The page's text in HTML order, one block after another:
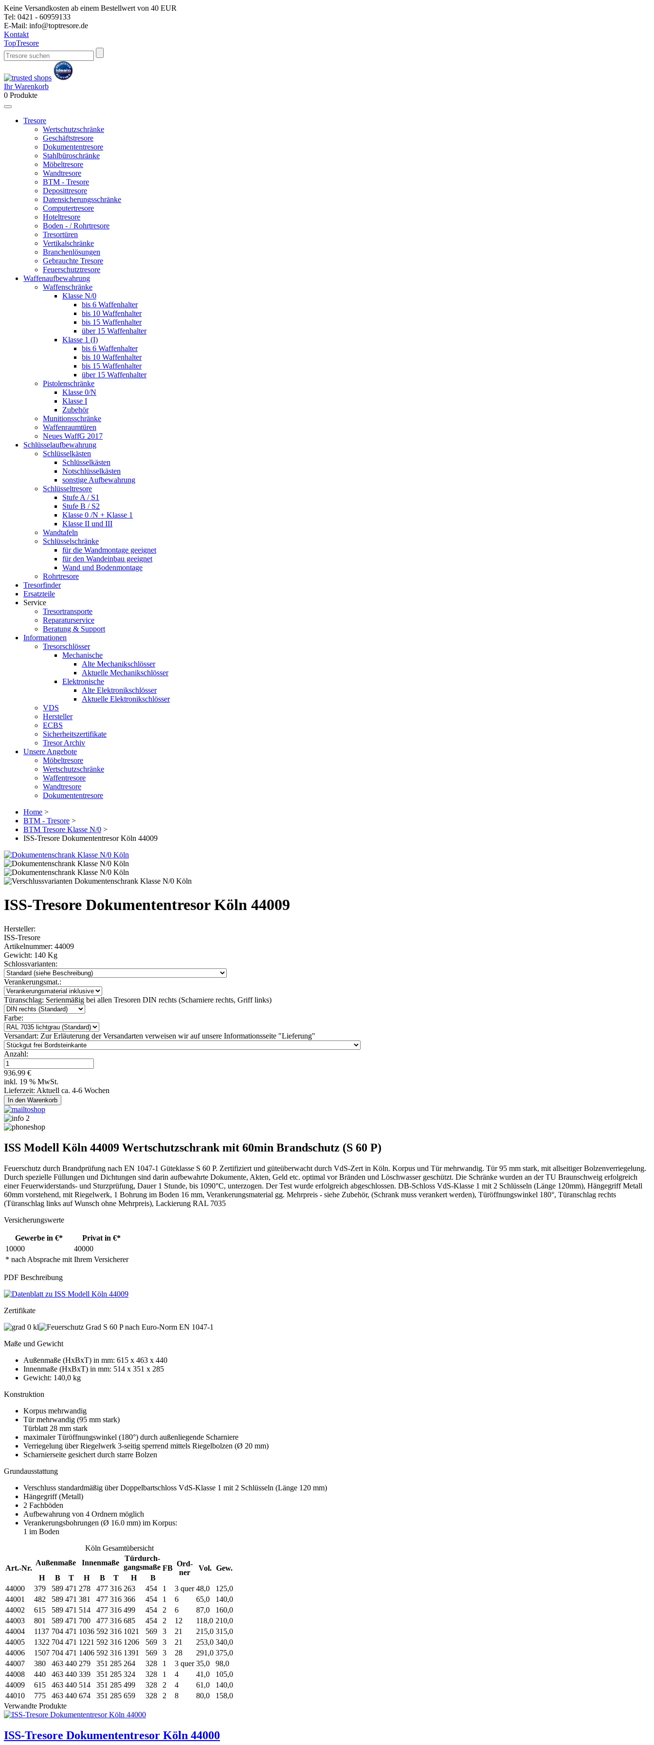
Keine Versandkosten ab einem Bestellwert von 40 EUR
Tel: 0421 - 60959133
E-Mail: info@toptresore.de
Kontakt
TopTresore
Ihr Warenkorb
0 Produkte
Tresore
Wertschutzschränke
Geschäftstresore
Dokumententresore
Stahlbüroschränke
Möbeltresore
Wandtresore
BTM - Tresore
Deposittresore
Datensicherungsschränke
Computertresore
Hoteltresore
Boden - / Rohrtresore
Tresortüren
Vertikalschränke
Branchenlösungen
Gebrauchte Tresore
Feuerschutztresore
Waffenaufbewahrung
Waffenschränke
Klasse N/0
bis 6 Waffenhalter
bis 10 Waffenhalter
bis 15 Waffenhalter
über 15 Waffenhalter
Klasse 1 (I)
bis 6 Waffenhalter
bis 10 Waffenhalter
bis 15 Waffenhalter
über 15 Waffenhalter
Pistolenschränke
Klasse 0/N
Klasse I
Zubehör
Munitionsschränke
Waffenraumtüren
Neues WaffG 2017
Schlüsselaufbewahrung
Schlüsselkästen
Schlüsselkästen
Notschlüsselkästen
sonstige Aufbewahrung
Schlüsseltresore
Stufe A / S1
Stufe B / S2
Klasse 0 /N + Klasse 1
Klasse II und III
Wandtafeln
Schlüsselschränke
für die Wandmontage geeignet
für den Wandeinbau geeignet
Wand und Bodenmontage
Rohrtresore
Tresorfinder
Ersatzteile
Service
Tresortransporte
Reparaturservice
Beratung & Support
Informationen
Tresorschlösser
Mechanische
Alte Mechanikschlösser
Aktuelle Mechanikschlösser
Elektronische
Alte Elektronikschlösser
Aktuelle Elektronikschlösser
VDS
Hersteller
ECBS
Sicherheitszertifikate
Tresor Archiv
Unsere Angebote
Möbeltresore
Wertschutzschränke
Waffentresore
Wandtresore
Dokumententresore
Home >
BTM - Tresore >
BTM Tresore Klasse N/0 >
ISS-Tresore Dokumententresor Köln 44009
ISS-Tresore Dokumententresor Köln 44009
Hersteller:
ISS-Tresore
Artikelnummer: 44009
Gewicht: 140 Kg
Schlossvarianten:
Verankerungsmat.:
Türanschlag: Serienmäßig bei allen Tresoren DIN rechts (Scharniere rechts, Griff links)
Farbe:
Versandart: Zur Erläuterung der Versandarten verweisen wir auf unsere Informationsseite "Lieferung"
Anzahl:
936.99 €
inkl. 19 % MwSt.
Lieferzeit: Aktuell ca. 4-6 Wochen
ISS Modell Köln 44009 Wertschutzschrank mit 60min Brandschutz (S 60 P)
Feuerschutz durch Brandprüfung nach EN 1047-1 Güteklasse S 60 P. Zertifiziert und güteüberwacht durch VdS-Zert in Köln. Korpus und Tür mehrwandig. Tür 95 mm stark, mit allseitiger Bolzenverriegelung.
Durch spezielle Füllungen und Dichtungen sind darin aufbewahrte Dokumente, Akten, Geld etc. optimal vor Bränden und Löschwasser geschützt. Die Schränke wurden an der TU Braunschweig erfolgreich
einer Feuerwiderstands- und Sturzprüfung, Dauer 1 Stunde, bis 1090°C, unterzogen. Der Test wurde erfolgreich abgeschlossen. DB-Schloss VdS-Klasse 1 mit 2 Schlüsseln (Länge 120mm), Hängegriff Metall
60mm vorstehend, mit Riegelwerk, 1 Bohrung im Boden 16 mm, Verankerungsmaterial gg. Mehrpreis - siehe Zubehör, (Schrank muss verankert werden), Türöffnungswinkel 180°, Türanschlag rechts
(Türanschlag links auf Wunsch ohne Mehrpreis), Lackierung RAL 7035
Versicherungswerte
Gewerbe in €* Privat in €*
* nach Absprache mit Ihrem Versicherer
10000 40000
PDF Beschreibung
Zertifikate
Maße und Gewicht
Außenmaße (HxBxT) in mm: 615 x 463 x 440
Innenmaße (HxBxT) in mm: 514 x 351 x 285
Gewicht: 140,0 kg
Konstruktion
Korpus mehrwandig
Tür mehrwandig (95 mm stark)
Türblatt 28 mm stark
maximaler Türöffnungswinkel (180°) durch außenliegende Scharniere
Verriegelung über Riegelwerk 3-seitig sperrend mittels Riegelbolzen (Ø 20 mm)
Scharnierseite gesichert durch starre Bolzen
Grundausstattung
Verschluss standardmäßig über Doppelbartschloss VdS-Klasse 1 mit 2 Schlüsseln (Länge 120 mm)
Hängegriff (Metall)
2 Fachböden
Aufbewahrung von 4 Ordnern möglich
Verankerungsbohrungen (Ø 16.0 mm) im Korpus:
1 im Boden
Köln Gesamtübersicht
Art.-Nr.
Außenmaße Innenmaße
Türdurch-
gangsmaße FB
Ord-
ner
Vol. Gew.
H
B T H B T H
B
44000
379 589 471 278 477 316 263 454 1 3 quer 48,0
125,0
44001
482 589 471 381 477 316 366 454 1 6 65,0
140,0
44002
615 589 471 514 477 316 499 454 2 6 87,0
160,0
44003
801 589 471 700 477 316 685 454 2 12 118,0 210,0
44004
1137 704 471 1036 592 316 1021 569 3 21 215,0 315,0
44005
1322 704 471 1221 592 316 1206 569 3 21 253,0 340,0
44006
1507 704 471 1406 592 316 1391 569 3 28 291,0 375,0
44007
380 463 440 279 351 285 264 328 1 3 quer 35,0
98,0
44008
440 463 440 339 351 285 324 328 1 4 41,0
105,0
44009
615 463 440 514 351 285 499 328 2 4 61,0
140,0
44010
775 463 440 674 351 285 659 328 2 8 80,0
158,0
Verwandte Produkte
ISS-Tresore Dokumententresor Köln 44000